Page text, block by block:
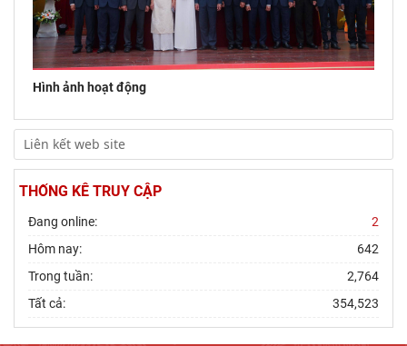
Hình ảnh hoạt động
THỐNG KÊ TRUY CẬP
Đang online:
2
Hôm nay:
642
Trong tuần:
2,764
Tất cả:
354,523